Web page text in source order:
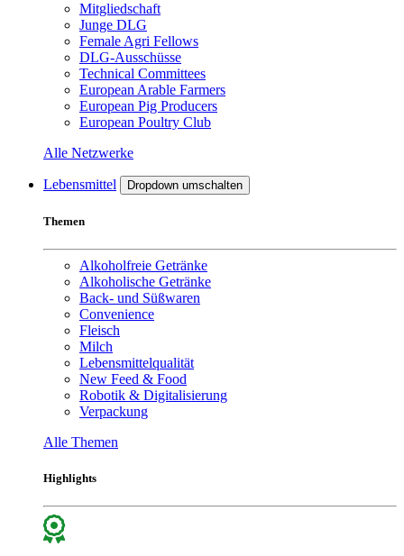
Mitgliedschaft
Junge DLG
Female Agri Fellows
DLG-Ausschüsse
Technical Committees
European Arable Farmers
European Pig Producers
European Poultry Club
Alle Netzwerke
Lebensmittel Dropdown umschalten
Themen
Alkoholfreie Getränke
Alkoholische Getränke
Back- und Süßwaren
Convenience
Fleisch
Milch
Lebensmittelqualität
New Feed & Food
Robotik & Digitalisierung
Verpackung
Alle Themen
Highlights